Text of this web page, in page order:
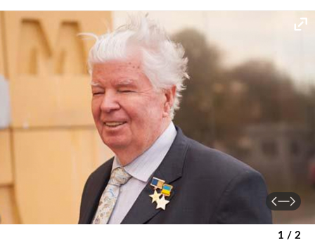
1 / 2